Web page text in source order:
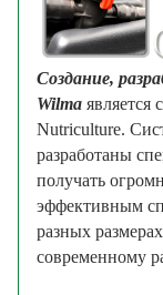
Создание,
Wilma является
Nutriculture.
разработаны
получать
эффективным
разных
современному